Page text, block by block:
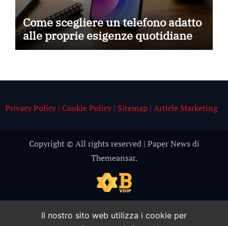
Come scegliere un telefono adatto
alle proprie esigenze quotidiane
Privacy Policy | Cookie Policy| Sitemap| Article Marketing
Copyright © All rights reserved | Paper News di
Themeansar.
Il nostro sito web utilizza i cookie per